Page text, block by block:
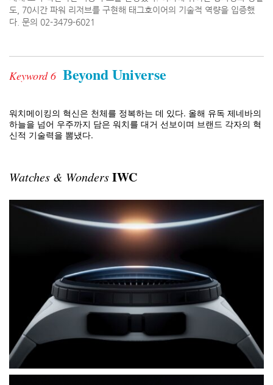
도, 70시간 파워 리저브를 구현해 태그호이어의 기술적 역량을 입증했
다. 문의 02-3479-6021
Keyword 6 Beyond Universe
워치메이킹의 혁신은 천체를 정복하는 데 있다. 올해 유독 제네바의
하늘을 넘어 우주까지 담은 워치를 대거 선보이며 브랜드 각자의 혁
신적 기술력을 뽐냈다.
Watches & WondersIWC